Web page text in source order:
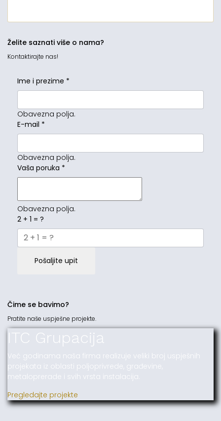
Želite saznati više o nama?
Kontaktirajte nas!
Ime i prezime *
Obavezna polja.
E-mail *
Obavezna polja.
Vaša poruka *
Obavezna polja.
2 + 1 = ?
Pošaljite upit
Čime se bavimo?
Pratite naše uspješne projekte.
ITC Grupacija
Već godinama naša firma realizuje veliki broj uspješnih
projekata iz oblasti poljoprivrede, građevine,
metaloprerade i svih vrsta instalacija.
Pregledajte projekte